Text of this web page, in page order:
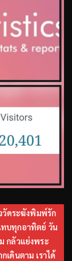
วัดระฆังพิมพ์รัก
บทุกอาทิตย์ วัน
กลัวแย่งพระ
เดินตาม เราได้